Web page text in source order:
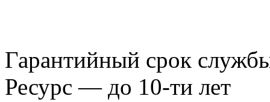
Гарантийный срок
Ресурс — до 10-ти лет